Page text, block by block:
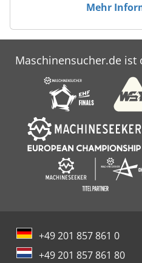
Mehr
Maschinensucher.de
+49 201 857 861 0
+49 201 857 861 80